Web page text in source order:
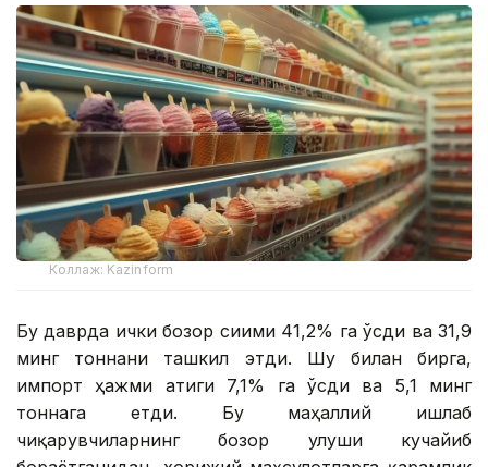
Коллаж: Kazinform
Бу даврда ички бозор сиғими 41,2% га ўсди ва 31,9
минг тоннани ташкил этди. Шу билан бирга,
импорт ҳажми атиги 7,1% га ўсди ва 5,1 минг
тоннага етди. Бу маҳаллий ишлаб
чиқарувчиларнинг бозор улуши кучайиб